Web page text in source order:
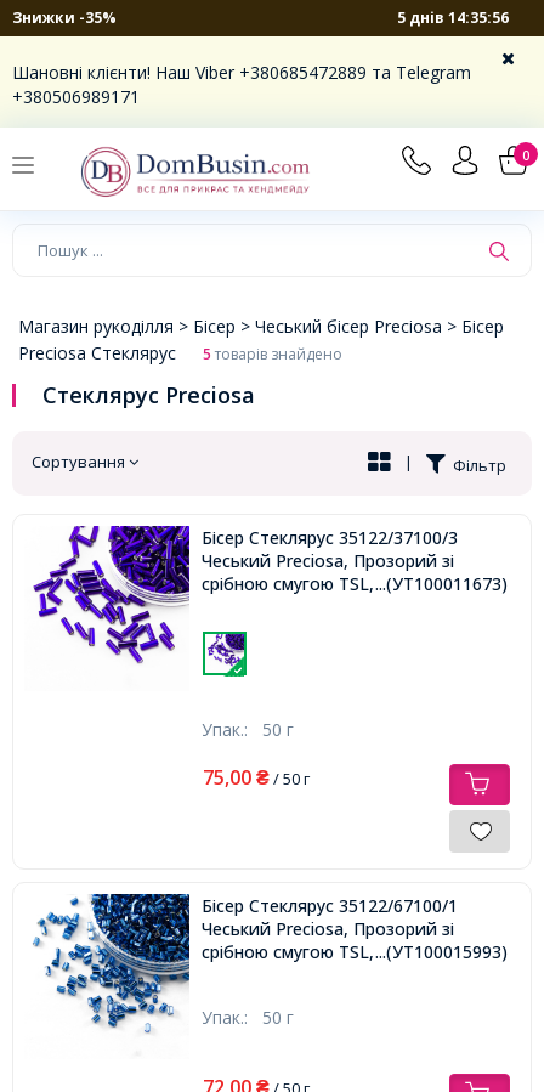
Знижки -35% 5 днів 14:35:55
Шановні клієнти! Наш Viber +380685472889 та Telegram
+380506989171
0
×
Магазин рукоділля > Бісер > Чеський бісер Preciosa > Бісер
Preciosa Стеклярус
5товарів знайдено
Стеклярус Preciosa
Сортування Фільтр
|
Бісер Стеклярус 35122/37100/3
Чеський Preciosa, Прозорий зі
срібною смугою TSL, Синій,...(УТ100011673)
Упак.: 50 г
75,00 ₴/ 50 г
Бісер Стеклярус 35122/67100/1
Чеський Preciosa, Прозорий зі
срібною смугою TSL, Синій,...(УТ100015993)
Упак.: 50 г
₴